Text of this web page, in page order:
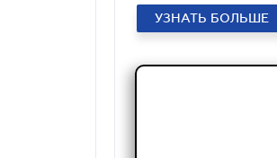
УЗНАТЬ БОЛЬШЕ